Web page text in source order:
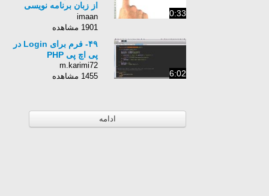
0:33
از زبان برنامه نویسی
Python برای کامپیوتر-
زبان انگلیسی - بخش 365
imaan
1901 مشاهده
6:02
۴۹- فرم برای Login در
پی اچ پی PHP
m.karimi72
1455 مشاهده
ادامه